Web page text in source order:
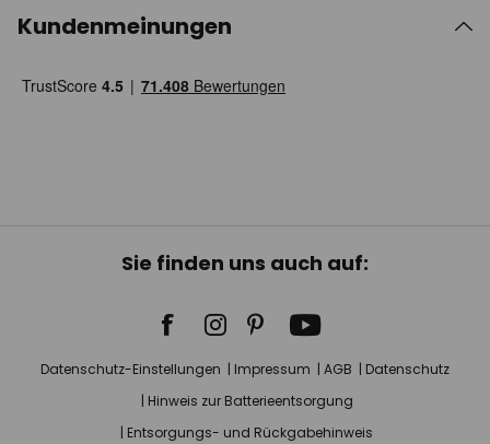
Kundenmeinungen
Sie finden uns auch auf:
Datenschutz-Einstellungen Impressum AGB
Datenschutz
Hinweis zur Batterieentsorgung
Entsorgungs- und Rückgabehinweis